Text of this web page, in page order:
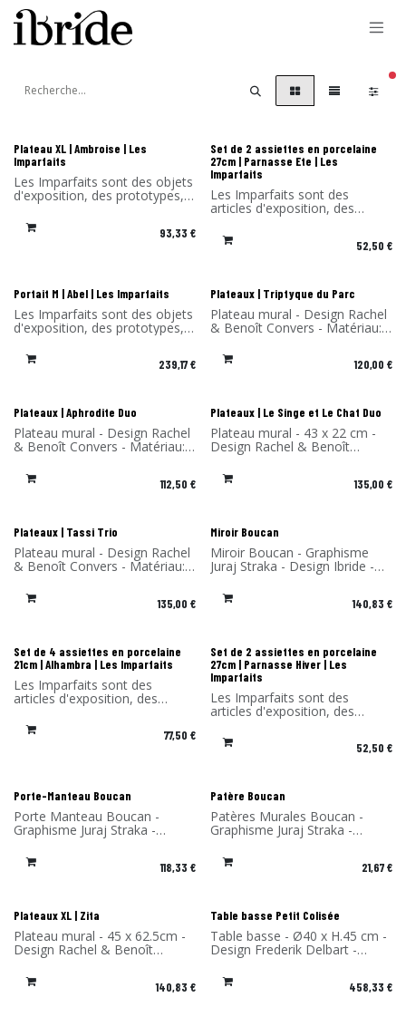
Se rendre au contenu
-30% Les Imparfaits
Plateau XL | Ambroise | Les
Imparfaits
Les Imparfaits sont des objets
d'exposition, des prototypes,
des fins de série ou
comportant un léger défaut.
Vous bénéficiez de -30% sur
93,33 € -30% Les Imparfaits
Set de 2 assiettes en porcelaine
27cm | Parnasse Ete | Les
Imparfaits
Les Imparfaits sont des
articles d'exposition, des
prototypes, des fins de série
ou des articles présentant un
défaut mineur.
cette sélection. Vendu sans
l'emballage d'origine.
52,50 €
-30% Les Imparfaits
Portait M | Abel | Les Imparfaits
Les Imparfaits sont des objets
d'exposition, des prototypes,
des fins de série ou
comportant un léger défaut.
Vous bénéficiez de -30% sur
d'origine, ni patère d'accroche.
239,17€
Nouveau !
Plateaux | Triptyque du Parc
Plateau mural - Design Rachel
& Benoît Convers - Matériau:
en France
120,00 €
Nouveau !
Plateaux | Aphrodite Duo
Plateau mural - Design Rachel
& Benoît Convers - Matériau:
en France
112,50 €
Nouveau !
Plateaux | Le Singe et Le Chat Duo
Plateau mural - 43 x 22 cm -
Design Rachel & Benoît
Convers - Matériau: Stratifié
de bouleau - Fabriqué en
France 135,00 €
Nouveau !
Plateaux | Tassi Trio
Plateau mural - Design Rachel
& Benoît Convers - Matériau:
en France
135,00 €
Nouveau !
Miroir Boucan
Miroir Boucan - Graphisme
Juraj Straka - Design Ibride -
Matériau: Stratifié Compact et
accroche en bois massif -
Fabriqué en France 140,83 €
-30% Les Imparfaits
Set de 4 assiettes en porcelaine
21cm | Alhambra | Les Imparfaits
Les Imparfaits sont des
articles d'exposition, des
prototypes, des fins de série
ou des articles présentant un
défaut mineur.
l'emballage d'origine.
77,50 € -30% Les Imparfaits
Set de 2 assiettes en porcelaine
27cm | Parnasse Hiver | Les
Imparfaits
Les Imparfaits sont des
articles d'exposition, des
prototypes, des fins de série
ou des articles présentant un
défaut mineur.
cette sélection. Vendu sans
l'emballage d'origine.
52,50 €
Nouveau !
Porte-Manteau Boucan
Porte Manteau Boucan -
Graphisme Juraj Straka -
Design Ibride - Matériau:
Stratifié Compact et accroche
en bois massif - Fabriqué en
118,33 €
Nouveau !
Patère Boucan
Patères Murales Boucan -
Graphisme Juraj Straka -
Design Ibride - Matériau:
Stratifié Compact et accroche
en bois massif - Fabriqué en
21,67€
Plateaux XL | Zita
Plateau mural - 45 x 62.5cm -
Design Rachel & Benoît
Convers - Matériau: Stratifié
de bouleau- Fabriqué en
France 140,83 €
Nouveau !
Table basse Petit Colisée
Table basse - Ø40 x H.45 cm -
Design Frederik Delbart -
Matériaux: Chêne massif et
FENIX® - Fabriqué en France
458,33 €